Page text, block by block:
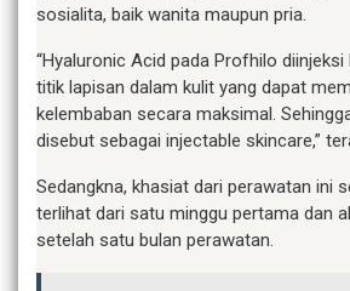
sosialita, baik wanita maupun pria.
“Hyaluronic Acid pada Profhilo diinjeksi
titik lapisan dalam kulit yang dapat
kelembaban secara maksimal.
disebut sebagai injectable skincare,”
Sedangkna, khasiat dari perawatan ini
terlihat dari satu minggu pertama dan
setelah satu bulan perawatan.